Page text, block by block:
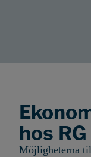
hos RG
Möjligheterna